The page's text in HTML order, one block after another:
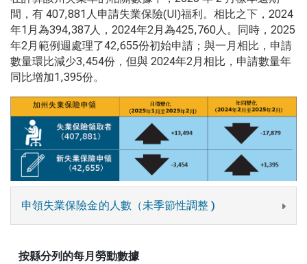
間，有 407,881 人申請失業保險(UI)福利。相比之下， 2024
年1 月為394,387人， 2024年2月為425,760人。同時， 2025
年2月範例週處理了42,655份初始申請；與一月相比，申請
數量環比減少3,454份，但與 2024年2月相比，申請數量年
同比增加1,395份。
申領失業保險金的人數（未季節性調整 )
按縣分列的每月勞動數據